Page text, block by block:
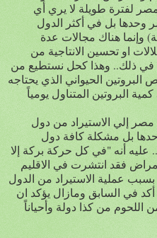
لفترة طويلة لا يري أي
بل في أكثر الدول
وإنما هناك مجالات عدة
او تحسين الانتاجية من
في ذلك.. وهذا كحل نستطيع من
الحيواني الذي يحتاجه
إلي الاستيراد من دول
بل مشكلة كافة دول
أنه "في كل حركة بركة إلا
فقد انتشرت في الاقليم
بسبب عملية الاستيراد من الدول
في السابق ومازال يؤكد ان
من كذا دولة وأحياناً